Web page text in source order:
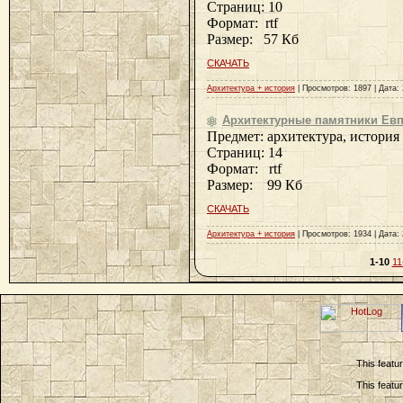
Страниц: 10
Формат: rtf
Размер: 57 Кб
СКАЧАТЬ
Архитектура + история | Просмотров: 1897 | Дата:
Архитектурные памятники
Предмет: архитектура, история
Страниц: 14
Формат: rtf
Размер: 99 Кб
СКАЧАТЬ
Архитектура + история | Просмотров: 1934 | Дата:
1-10
This
This